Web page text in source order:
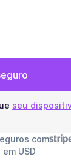
seu
com
USD